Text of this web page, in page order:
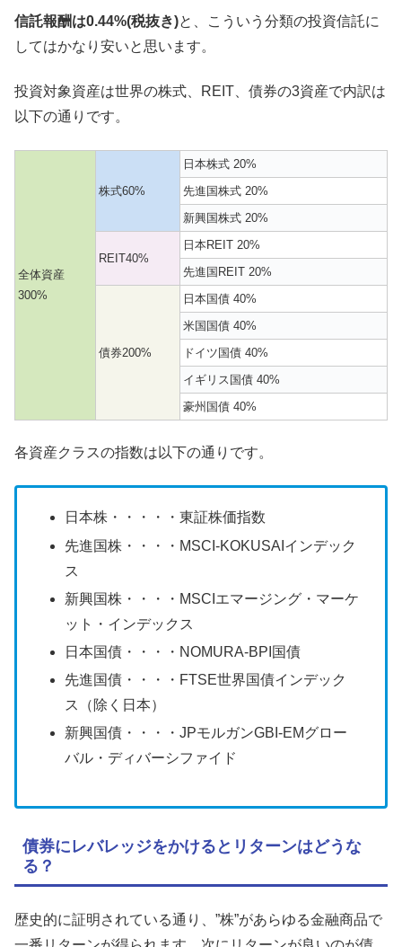
信託報酬は0.44%(税抜き)と、こういう分類の投資信託に
してはかなり安いと思います。
投資対象資産は世界の株式、REIT、債券の3資産で内訳は
以下の通りです。
全体資産
300%
株式60%
日本株式 20%
先進国株式 20%
新興国株式 20%
REIT40%
日本REIT 20%
先進国REIT 20%
債券200%
日本国債 40%
米国国債 40%
ドイツ国債 40%
イギリス国債 40%
豪州国債 40%
各資産クラスの指数は以下の通りです。
日本株・・・・・東証株価指数
先進国株・・・・MSCI-KOKUSAIインデック
ス
新興国株・・・・MSCIエマージング・マーケ
ット・インデックス
日本国債・・・・NOMURA-BPI国債
先進国債・・・・FTSE世界国債インデック
ス（除く日本）
新興国債・・・・JPモルガンGBI-EMグロー
バル・ディバーシファイド
債券にレバレッジをかけるとリターンはどうな
る？
歴史的に証明されている通り、”株”があらゆる金融商品で